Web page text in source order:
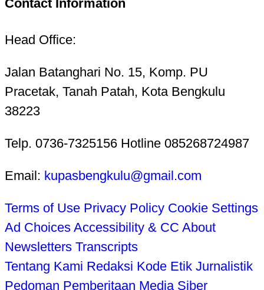
Contact Information
Head Office:
Jalan Batanghari No. 15, Komp. PU
Pracetak, Tanah Patah, Kota Bengkulu
38223
Telp. 0736-7325156 Hotline 085268724987
Email: kupasbengkulu@gmail.com
Terms of Use Privacy Policy Cookie Settings
Ad Choices Accessibility & CC About
Newsletters Transcripts
Tentang Kami Redaksi Kode Etik Jurnalistik
Pedoman Pemberitaan Media Siber